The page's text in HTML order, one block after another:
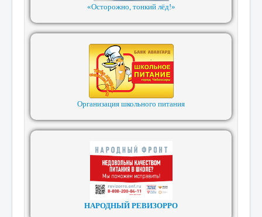
«Осторожно, тонкий лёд!»
Организация школьного питания
НАРОДНЫЙ РЕВИЗОРРО